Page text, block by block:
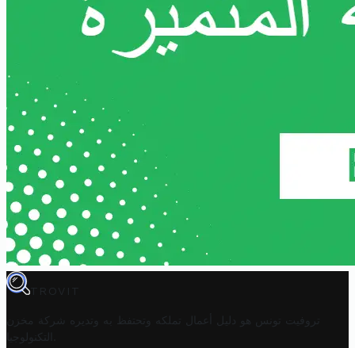
TROVIT
تروفيت تونس هو دليل أعمال تملكه وتحتفظ به وتديره
شركة مخزن
التكنولوجيا